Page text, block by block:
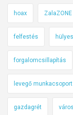
hoax ZalaZONE
felfestés
forgalomcsillapítás
levegő munkacsoport
gazdagrét